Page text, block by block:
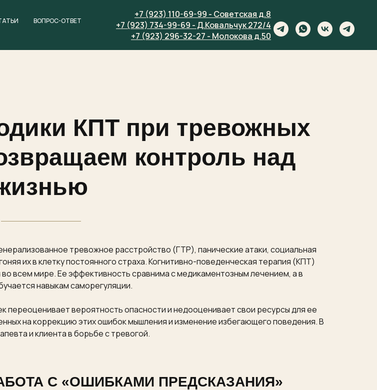
ВОПРОС-ОТВЕТ
+7 (923) 110-69-99 - Советская д.8
+7 (923) 734-99-69 - Д.Ковальчук 272/4
+7 (923) 296-32-27 - Молокова д.50
КПТ при тревожных
контроль над
тревожное расстройство (ГТР), панические атаки, социальная
их в клетку постоянного страха. Когнитивно-поведенческая терапия (КПТ)
всем мире. Ее эффективность сравнима с медикаментозным лечением, а в
навыкам саморегуляции.
переоценивает вероятность опасности и недооценивает свои ресурсы для ее
на коррекцию этих ошибок мышления и изменение избегающего поведения. В
и клиента в борьбе с тревогой.
С «ОШИБКАМИ ПРЕДСКАЗАНИЯ»